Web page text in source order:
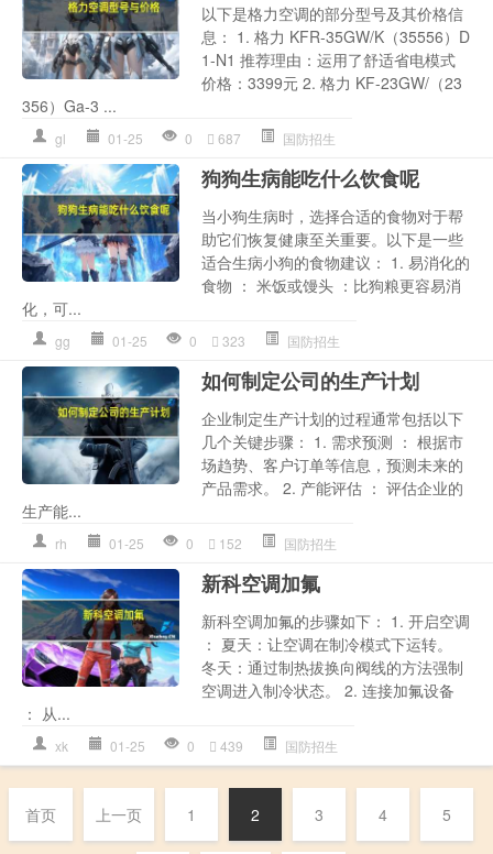
以下是格力空调的部分型号及其价格信
息： 1. 格力 KFR-35GW/K（35556）D
1-N1 推荐理由：运用了舒适省电模式
价格：3399元 2. 格力 KF-23GW/（23
356）Ga-3 ...
gl 01-25 0 687 国防招生
狗狗生病能吃什么饮食呢
当小狗生病时，选择合适的食物对于帮
助它们恢复健康至关重要。以下是一些
适合生病小狗的食物建议： 1. 易消化的
食物 ： 米饭或馒头 ：比狗粮更容易消
化，可...
gg 01-25 0 323 国防招生
如何制定公司的生产计划
企业制定生产计划的过程通常包括以下
几个关键步骤： 1. 需求预测 ： 根据市
场趋势、客户订单等信息，预测未来的
产品需求。 2. 产能评估 ： 评估企业的
生产能...
rh 01-25 0 152 国防招生
新科空调加氟
新科空调加氟的步骤如下： 1. 开启空调
： 夏天：让空调在制冷模式下运转。
冬天：通过制热拔换向阀线的方法强制
空调进入制冷状态。 2. 连接加氟设备
： 从...
xk 01-25 0 439 国防招生
首页 上一页 1 2 3 4 5